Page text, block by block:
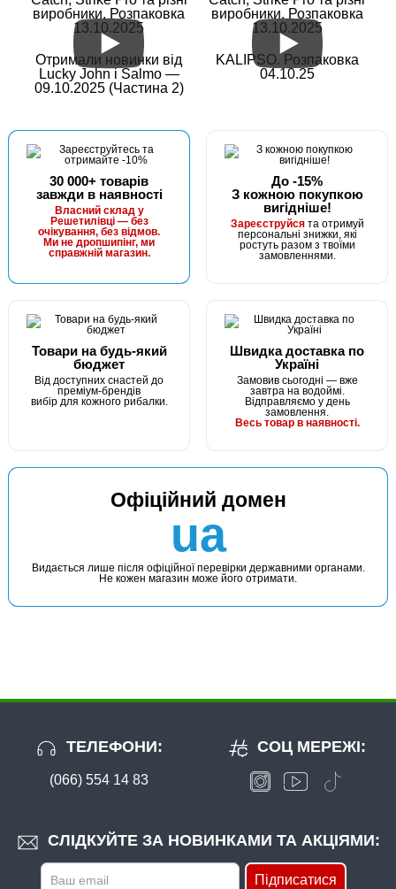
Гачки Owner Otoshikomi Chinu with Eye 50334 №22
#50334-18
В наявності
72 грн 6 шт.
КУПИТИ
Гачки Owner Otoshikomi Chinu with Eye 50334 №18 (ring
виробники. Розпаковка
13.10.2025
виробники. Розпаковка
13.10.2025
Отримали новинки від
Lucky John і Salmo —
09.10.2025 (Частина 2)
KALIPSO. Розпаковка
04.10.25
30 000+ товарів
завжди в наявності
Власний склад у
Решетилівці — без
очікування, без відмов.
Ми не дропшипінг, ми
справжній магазин.
До -15%
З кожною покупкою
вигідніше!
Зареєструйсята отримуй
персональні знижки, які
ростуть разом з твоїми
замовленнями.
Товари на будь-який
бюджет
Від доступних снастей до
преміум-брендів
вибір для кожного рибалки.
Швидка доставка по
Україні
Замовив сьогодні — вже
завтра на водоймі.
Відправляємо у день
замовлення.
Весь товар в наявності.
Офіційний домен
ua
Видається лише після офіційної перевірки державними органами.
Не кожен магазин може його отримати.
ТЕЛЕФОНИ:
(066) 554 14 83
СЛІДКУЙТЕ ЗА НОВИНКАМИ ТА АКЦІЯМИ:
Підписатися
СОЦ МЕРЕЖІ: